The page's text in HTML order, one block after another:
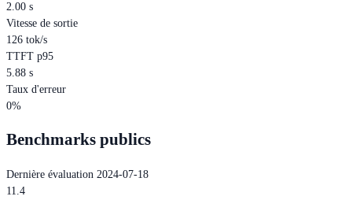
2.00 s
Vitesse de sortie
126 tok/s
TTFT p95
5.88 s
Taux d'erreur
0%
Benchmarks publics
Dernière évaluation 2024-07-18
11.4